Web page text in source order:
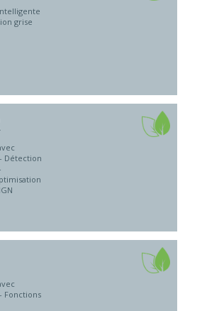
grise
Détection
Fonctions